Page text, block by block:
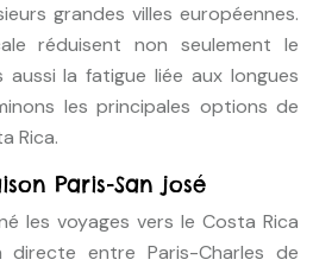
grandes villes européennes.
réduisent non seulement le
aussi la fatigue liée aux longues
les principales options de
Rica.
Paris-San josé
les voyages vers le Costa Rica
directe entre Paris-Charles de